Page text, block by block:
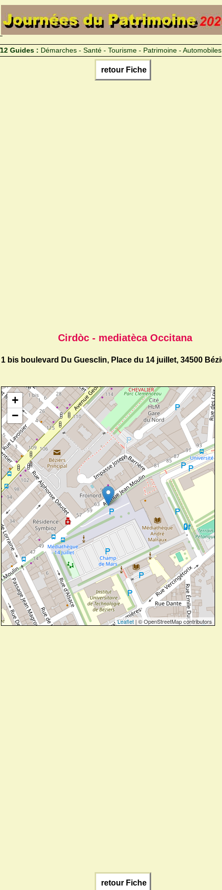
12 Guides : Démarches - Santé - Tourisme - Patrimoine - Automobiles
retour Fiche
Cirdòc - mediatèca Occitana
1 bis boulevard Du Guesclin, Place du 14 juillet, 34500
+
−
Leaflet | © OpenStreetMap contributors
retour Fiche